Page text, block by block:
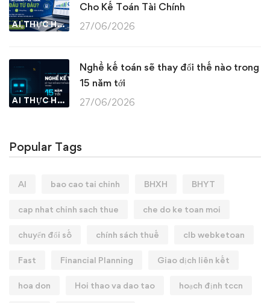
AI THỰC HÀNH
Cho Kế Toán Tài Chính
27/06/2026
AI THỰC HÀNH
Nghề kế toán sẽ thay đổi thế nào trong
15 năm tới
27/06/2026
Popular Tags
AI bao cao tai chinh BHXH BHYT
cap nhat chinh sach thue che do ke toan moi
chuyển đổi số chính sách thuế clb webketoan
Fast Financial Planning Giao dịch liên kết
hoa don Hoi thao va dao tao hoạch định tccn